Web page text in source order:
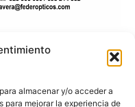
almacenar y/o acceder a
para mejorar la experiencia de